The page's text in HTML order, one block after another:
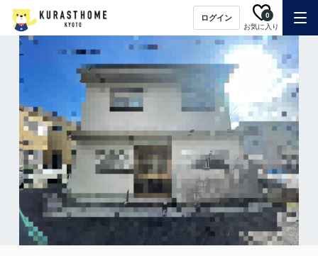
ログイン
お気に入り
0